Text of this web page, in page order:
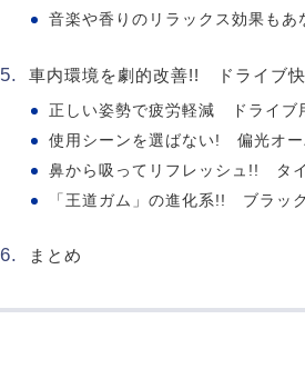
音楽や香りのリラックス効果もあ
車内環境を劇的改善!! ドライブ
正しい姿勢で疲労軽減 ドライブ
使用シーンを選ばない! 偏光オー
鼻から吸ってリフレッシュ!! タ
「王道ガム」の進化系!! ブラッ
まとめ